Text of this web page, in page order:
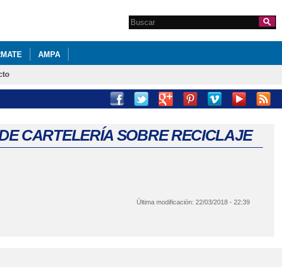
Formulario de
Search this site
AMPA
CARTELERÍA SOBRE RECICLAJE
Última modificación:22/03/2018 - 22:39